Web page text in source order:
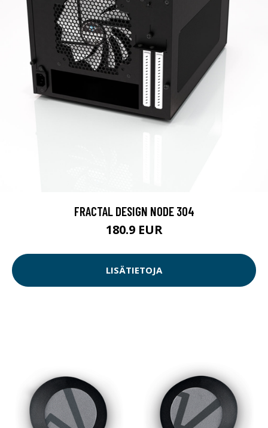
FRACTAL DESIGN NODE 304
180.9 EUR
LISÄTIETOJA